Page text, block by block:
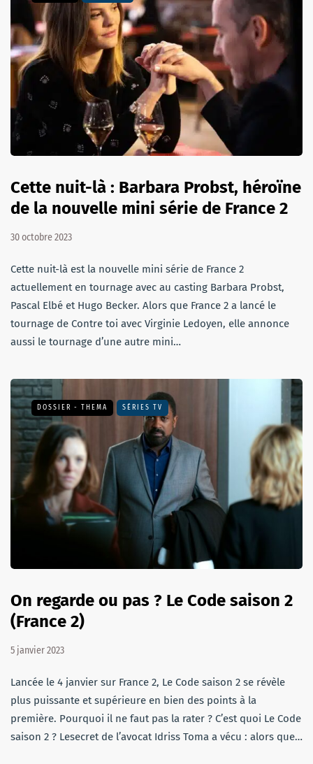
Cette nuit-là : Barbara Probst, héroïne
de la nouvelle mini série de France 2
30 octobre 2023
Cette nuit-là est la nouvelle mini série de France 2
actuellement en tournage avec au casting Barbara Probst,
Pascal Elbé et Hugo Becker. Alors que France 2 a lancé le
tournage de Contre toi avec Virginie Ledoyen, elle annonce
aussi le tournage d’une autre mini…
DOSSIER - THEMA SÉRIES TV
On regarde ou pas ? Le Code saison 2
(France 2)
5 janvier 2023
Lancée le 4 janvier sur France 2, Le Code saison 2 se révèle
plus puissante et supérieure en bien des points à la
première. Pourquoi il ne faut pas la rater ? C’est quoi Le Code
saison 2 ? Lesecret de l’avocat Idriss Toma a vécu : alors que…